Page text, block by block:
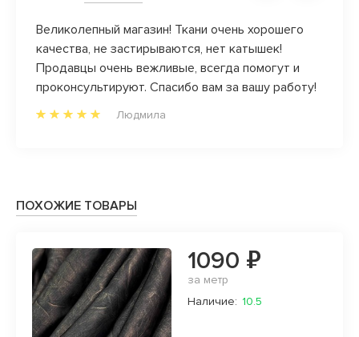
Великолепный магазин! Ткани очень хорошего
качества, не застирываются, нет катышек!
Продавцы очень вежливые, всегда помогут и
проконсультируют. Спасибо вам за вашу работу!
Людмила
ПОХОЖИЕ ТОВАРЫ
1090 ₽
за метр
Наличие: 10.5